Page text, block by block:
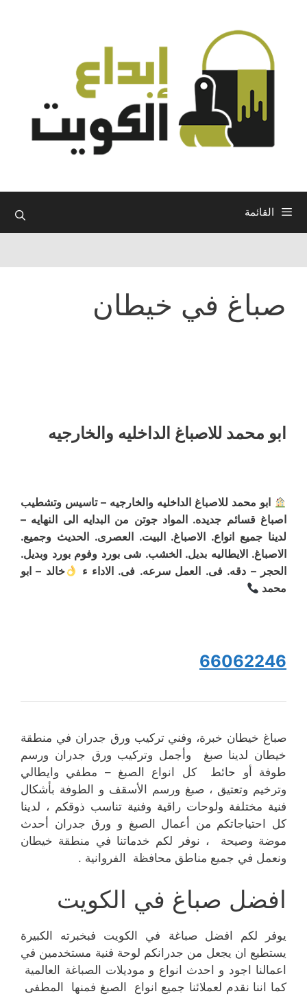
القائمة
صباغ في خيطان
ابو محمد للاصباغ الداخليه والخارجيه
ابو محمد للاصباغ الداخليه والخارجيه – تاسيس وتشطيب
اصباغ قسائم جديده. المواد جوتن من البدايه الى النهايه –
لدينا جميع انواع. الاصباغ. البيت. العصرى. الحديث وجميع.
الاصباغ. الايطاليه بديل. الخشب. شى بورد وفوم بورد وبديل.
الحجر – دقه. فى. العمل سرعه. فى. الاداء ء
خالد – ابو
محمد
66062246
صباغ خيطان خبرة، وفني تركيب ورق جدران في منطقة
خيطان لدينا صبغ وأجمل وتركيب ورق جدران ورسم
طوفة أو حائط كل انواع الصبغ – مطفي وايطالي
وترخيم وتعتيق ، صبغ ورسم الأسقف و الطوفة بأشكال
فنية مختلفة ولوحات راقية وفنية تناسب ذوقكم ، لدينا
كل احتياجاتكم من أعمال الصبغ و ورق جدران أحدث
موضة وصيحة ، نوفر لكم خدماتنا في منطقة خيطان
ونعمل في جميع مناطق محافظة الفروانية .
افضل صباغ في الكويت
يوفر لكم افضل صباغة في الكويت فبخبرته الكبيرة
يستطيع ان يجعل من جدرانكم لوحة فنية مستخدمين في
اعمالنا اجود و احدث انواع و موديلات الصباغة العالمية
كما اننا نقدم لعملائنا جميع انواع الصبغ فمنها المطفى